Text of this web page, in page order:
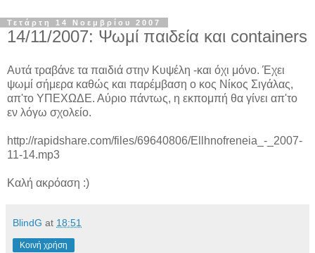
Τετάρτη 14 Νοεμβρίου 2007
14/11/2007: Ψωμί παιδεία και containers
Αυτά τραβάνε τα παιδιά στην Κυψέλη -και όχι μόνο. Έχει
ψωμί σήμερα καθώς και παρέμβαση ο κος Νίκος Σιγάλας,
απ'το ΥΠΕΧΩΔΕ. Αύριο πάντως, η εκπομπή θα γίνει απ'το
εν λόγω σχολείο.
http://rapidshare.com/files/69640806/Ellhnofreneia_-_2007-
11-14.mp3
Καλή ακρόαση :)
BlindG at 18:51
Κοινή χρήση